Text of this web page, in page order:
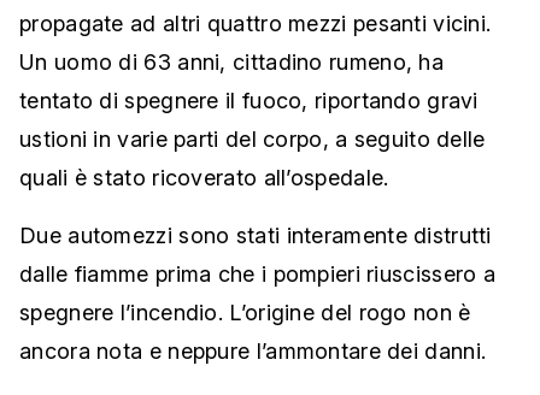
propagate ad altri quattro mezzi pesanti vicini.
Un uomo di 63 anni, cittadino rumeno, ha
tentato di spegnere il fuoco, riportando gravi
ustioni in varie parti del corpo, a seguito delle
quali è stato ricoverato all’ospedale.
Due automezzi sono stati interamente distrutti
dalle fiamme prima che i pompieri riuscissero a
spegnere l’incendio. L’origine del rogo non è
ancora nota e neppure l’ammontare dei danni.